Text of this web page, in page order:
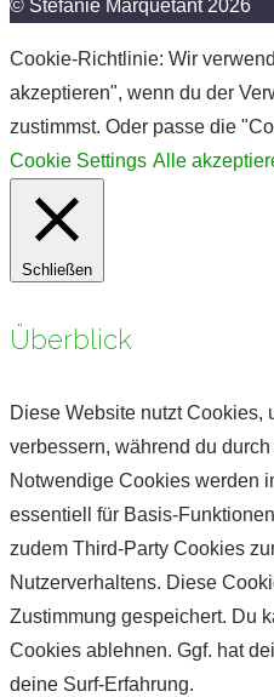
© Stefanie Marquetant 2026
Cookie-Richtlinie: Wir
akzeptieren", wenn du der
zustimmst. Oder passe die
Cookie Settings Alle
Schließen
Überblick
Diese Website nutzt Cookies,
verbessern, während du
Notwendige Cookies werden
essentiell für Basis-
zudem Third-Party Cookies
Nutzerverhaltens. Diese
Zustimmung gespeichert. Du
Cookies ablehnen. Ggf. hat
deine Surf-Erfahrung.